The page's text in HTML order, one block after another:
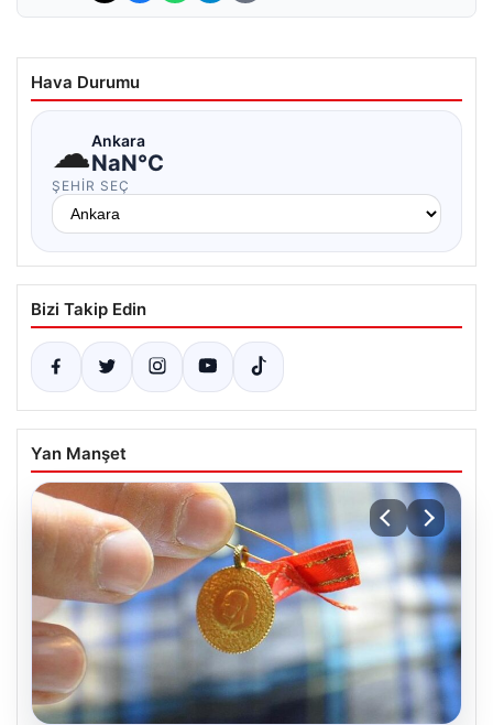
Hava Durumu
☁Ankara
NaN°C
ŞEHIR SEÇ
Bizi Takip Edin
Yan Manşet